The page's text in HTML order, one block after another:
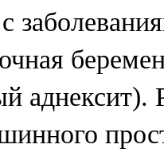
аднексит).